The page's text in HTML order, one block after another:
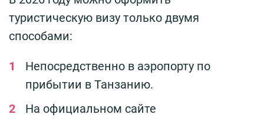
туристическую визу только двумя
способами:
Непосредственно в аэропорту по
прибытии в Танзанию.
На официальном сайте